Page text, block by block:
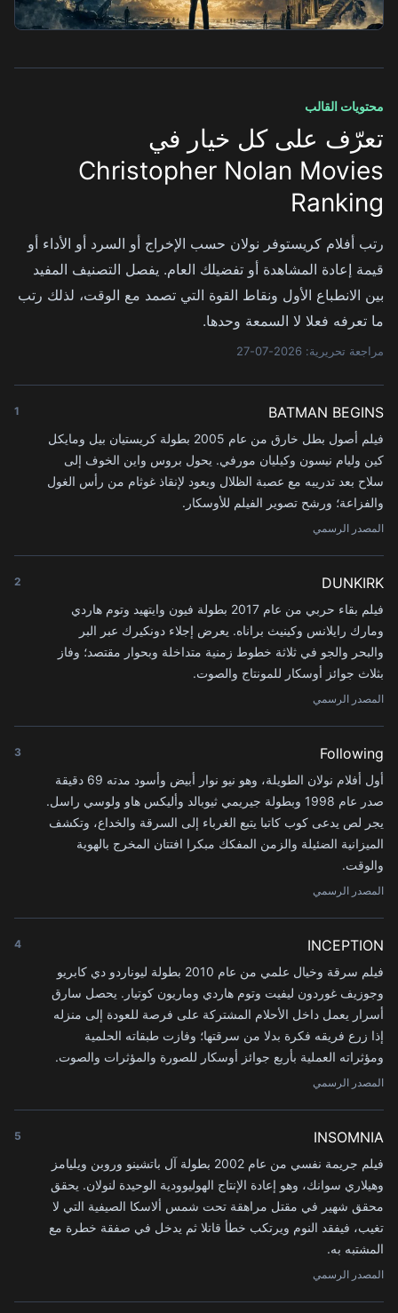
محتويات القالب
تعرّف على كل خيار في
Christopher Nolan Movies
Ranking
رتب أفلام كريستوفر نولان حسب الإخراج أو السرد أو الأداء أو
قيمة إعادة المشاهدة أو تفضيلك العام. يفصل التصنيف المفيد
بين الانطباع الأول ونقاط القوة التي تصمد مع الوقت، لذلك رتب
ما تعرفه فعلا لا السمعة وحدها.
مراجعة تحريرية: 2026-07-27
1 BATMAN BEGINS
فيلم أصول بطل خارق من عام 2005 بطولة كريستيان بيل ومايكل
كين وليام نيسون وكيليان مورفي. يحول بروس واين الخوف إلى
سلاح بعد تدريبه مع عصبة الظلال ويعود لإنقاذ غوثام من رأس الغول
والفزاعة؛ ورشح تصوير الفيلم للأوسكار.
المصدر الرسمي
2 DUNKIRK
فيلم بقاء حربي من عام 2017 بطولة فيون وايتهيد وتوم هاردي
ومارك رايلانس وكينيث براناه. يعرض إجلاء دونكيرك عبر البر
والبحر والجو في ثلاثة خطوط زمنية متداخلة وبحوار مقتصد؛ وفاز
بثلاث جوائز أوسكار للمونتاج والصوت.
المصدر الرسمي
3 Following
أول أفلام نولان الطويلة، وهو نيو نوار أبيض وأسود مدته 69 دقيقة
صدر عام 1998 وبطولة جيريمي ثيوبالد وأليكس هاو ولوسي راسل.
يجر لص يدعى كوب كاتبا يتبع الغرباء إلى السرقة والخداع، وتكشف
الميزانية الضئيلة والزمن المفكك مبكرا افتتان المخرج بالهوية
والوقت.
المصدر الرسمي
4 INCEPTION
فيلم سرقة وخيال علمي من عام 2010 بطولة ليوناردو دي كابريو
وجوزيف غوردون ليفيت وتوم هاردي وماريون كوتيار. يحصل سارق
أسرار يعمل داخل الأحلام المشتركة على فرصة للعودة إلى منزله
إذا زرع فريقه فكرة بدلا من سرقتها؛ وفازت طبقاته الحلمية
ومؤثراته العملية بأربع جوائز أوسكار للصورة والمؤثرات والصوت.
المصدر الرسمي
5 INSOMNIA
فيلم جريمة نفسي من عام 2002 بطولة آل باتشينو وروبن ويليامز
وهيلاري سوانك، وهو إعادة الإنتاج الهوليوودية الوحيدة لنولان. يحقق
محقق شهير في مقتل مراهقة تحت شمس ألاسكا الصيفية التي لا
تغيب، فيفقد النوم ويرتكب خطأ قاتلا ثم يدخل في صفقة خطرة مع
المشتبه به.
المصدر الرسمي